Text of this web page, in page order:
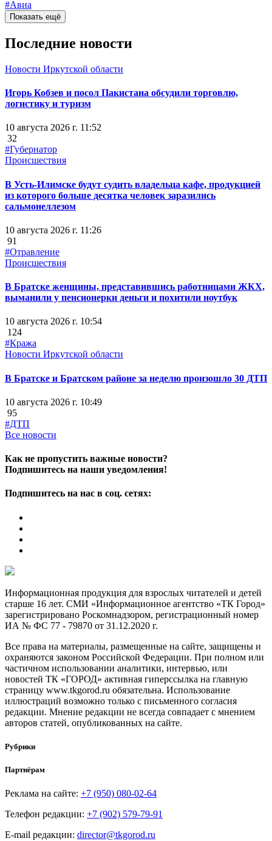
#Авиа
Показать ещё
Последние новости
Новости Иркутской области
Игорь Кобзев и посол Пакистана обсудили торговлю,
логистику и туризм
10 августа 2026 г. 11:52
32
#Губернатор
Происшествия
В Усть-Илимске будут судить владельца кафе, продукцией
из которого больше десятка человек заразились
сальмонеллезом
10 августа 2026 г. 11:26
91
#Отравление
Происшествия
В Братске женщины, представившись работницами ЖКХ,
выманили у пенсионерки деньги и похитили ноутбук
10 августа 2026 г. 10:54
124
#Кража
Новости Иркутской области
В Братске и Братском районе за неделю произошло 30 ДТП
10 августа 2026 г. 10:49
95
#ДТП
Все новости
Как не пропустить важные новости?
Подпишитесь на наши уведомления!
Подпишитесь на нас в соц. сетях:
Информационная продукция для взрослых читателей и детей
старше 16 лет. СМИ «Информационное агентство «ТК Город»
зарегистрировано Роскомнадзором, регистрационный номер
ИА № ФС 77 - 79870 от 31.12.2020 г.
Все права на материалы, размещенные на сайте, защищены и
охраняются законом Российской Федерации. При полном или
частичном использовании аналитики, интервью, или
новостей ТК «ГОРОД» активная гиперссылка на главную
страницу www.tkgorod.ru обязательна. Использование
иллюстраций возможно только с письменного согласия
редакции. Мнение редакции не всегда совпадает с мнением
авторов статей, опубликованных на сайте.
Рубрики
Партнёрам
Реклама на сайте: +7 (950) 080-02-64
Телефон редакции: +7 (902) 579-79-91
E-mail редакции: director@tkgorod.ru